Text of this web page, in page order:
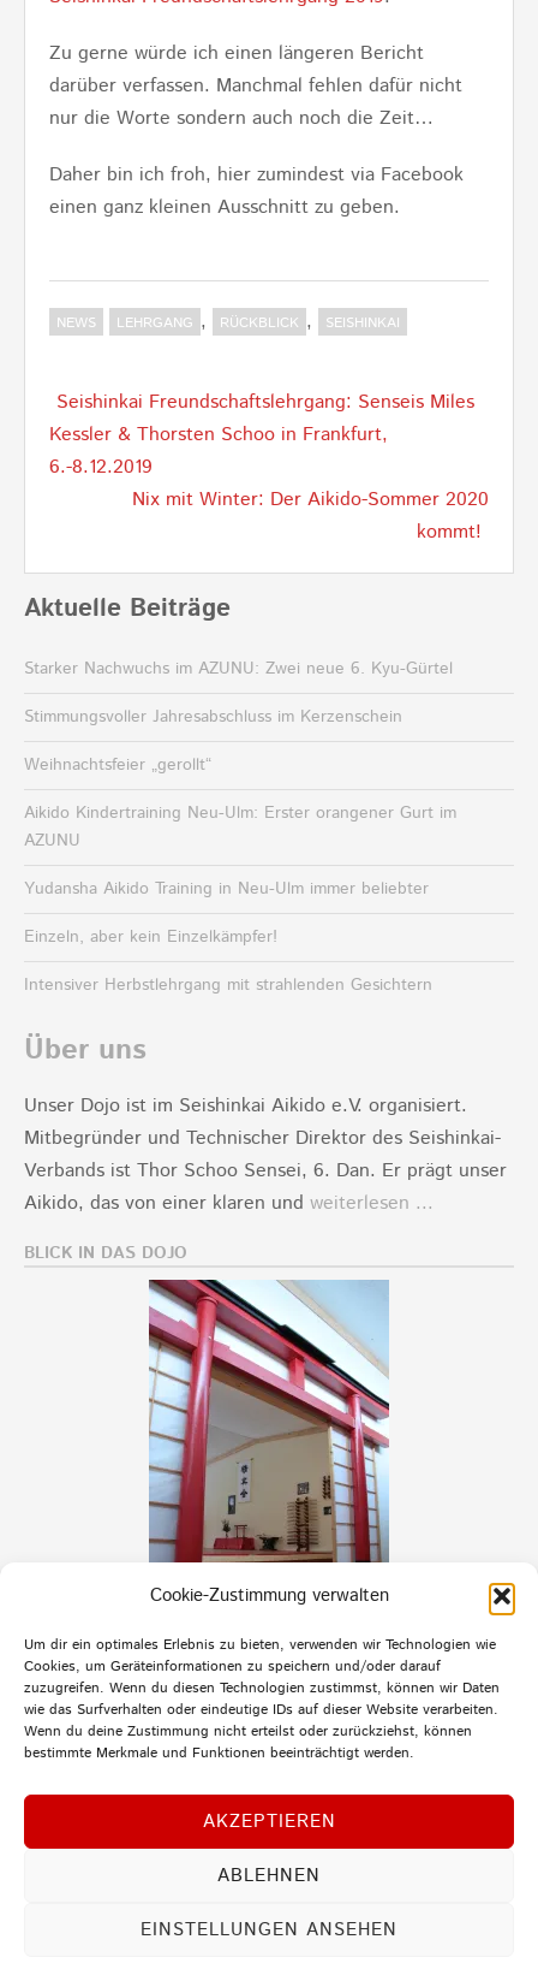
Cookie-Zustimmung verwalten
Um dir ein optimales Erlebnis zu bieten, verwenden wir Technologien wie
Cookies, um Geräteinformationen zu speichern und/oder darauf
zuzugreifen. Wenn du diesen Technologien zustimmst, können wir Daten
wie das Surfverhalten oder eindeutige IDs auf dieser Website verarbeiten.
Wenn du deine Zustimmung nicht erteilst oder zurückziehst, können
bestimmte Merkmale und Funktionen beeinträchtigt werden.
AKZEPTIEREN
ABLEHNEN
EINSTELLUNGEN ANSEHEN
Zu gerne würde ich einen längeren Bericht
darüber verfassen. Manchmal fehlen dafür nicht
nur die Worte sondern auch noch die Zeit…
Daher bin ich froh, hier zumindest via Facebook
einen ganz kleinen Ausschnitt zu geben.
NEWS LEHRGANG , RÜCKBLICK , SEISHINKAI
Post
navigation
Seishinkai Freundschaftslehrgang: Senseis Miles
Kessler & Thorsten Schoo in Frankfurt,
6.-8.12.2019
Nix mit Winter: Der Aikido-Sommer 2020
kommt!
Aktuelle Beiträge
Starker Nachwuchs im AZUNU: Zwei neue 6. Kyu-Gürtel
Stimmungsvoller Jahresabschluss im Kerzenschein
Weihnachtsfeier „gerollt“
Aikido Kindertraining Neu-Ulm: Erster orangener Gurt im
AZUNU
Yudansha Aikido Training in Neu-Ulm immer beliebter
Einzeln, aber kein Einzelkämpfer!
Intensiver Herbstlehrgang mit strahlenden Gesichtern
Über uns
Unser Dojo ist im Seishinkai Aikido e.V. organisiert.
Mitbegründer und Technischer Direktor des Seishinkai-
Verbands ist Thor Schoo Sensei, 6. Dan. Er prägt unser
Aikido, das von einer klaren und weiterlesen ...
BLICK IN DAS DOJO